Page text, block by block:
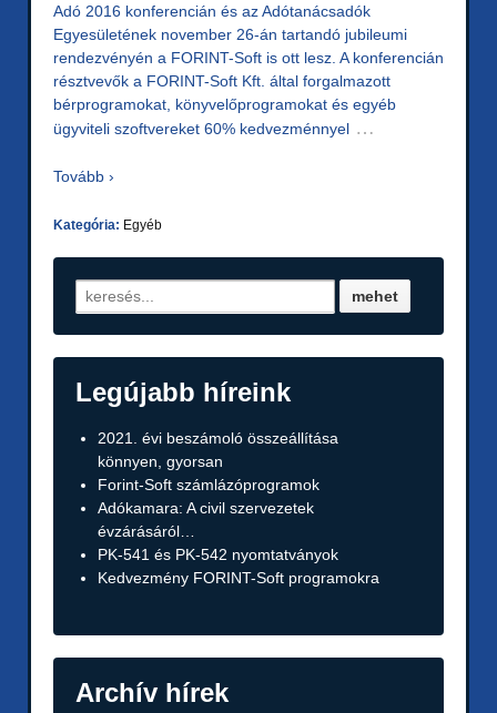
Adó 2016 konferencián és az Adótanácsadók
Egyesületének november 26-án tartandó jubileumi
rendezvényén a FORINT-Soft is ott lesz. A konferencián
résztvevők a FORINT-Soft Kft. által forgalmazott
bérprogramokat, könyvelőprogramokat és egyéb
ügyviteli szoftvereket 60% kedvezménnyel …
Tovább ›
Kategória: Egyéb
Legújabb híreink
2021. évi beszámoló összeállítása
könnyen, gyorsan
Forint-Soft számlázóprogramok
Adókamara: A civil szervezetek
évzárásáról…
PK-541 és PK-542 nyomtatványok
Kedvezmény FORINT-Soft programokra
Archív hírek